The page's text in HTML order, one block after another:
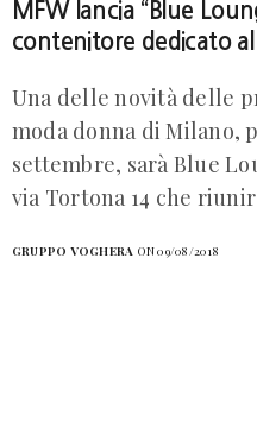
MFW lancia “Blue
contenitore dedicato
Una delle novità delle
moda donna di Milano,
settembre, sarà Blue
via Tortona 14 che
GRUPPO VOGHERA ON 09/08/2018